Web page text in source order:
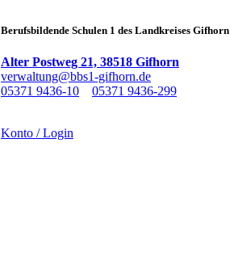
Berufsbildende Schulen 1 des Landkreises Gifhorn
Alter Postweg 21, 38518 Gifhorn
verwaltung@bbs1-gifhorn.de
05371 9436-10
05371 9436-299
Konto / Login